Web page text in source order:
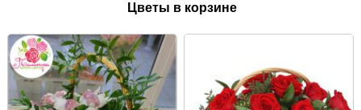
Цветы в корзине